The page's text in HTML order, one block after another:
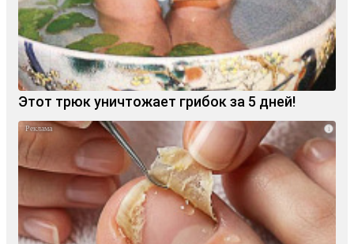
Этот трюк уничтожает грибок за 5 дней!
i